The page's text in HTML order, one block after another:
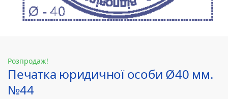
Розпродаж!
Печатка юридичної особи Ø40 мм.
№44